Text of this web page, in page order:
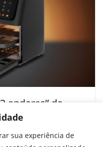
sua experiência de
andares” da
chão; veja